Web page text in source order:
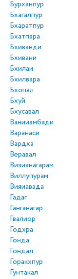
Бурханпур
Бхагалпур
Бхаратпур
Бхатпара
Бхиванди
Бхивани
Бхилаи
Бхилвара
Бхопал
Бхуй
Бхусавал
Ванииамбади
Варанаси
Вардха
Веравал
Визианагарам
Виллупурам
Вияиавада
Гадаг
Ганганагар
Гвалиор
Годхра
Гонда
Гондал
Горакхпур
Гунтакал